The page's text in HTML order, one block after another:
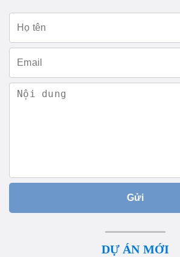
Gửi
DỰ ÁN MỚI